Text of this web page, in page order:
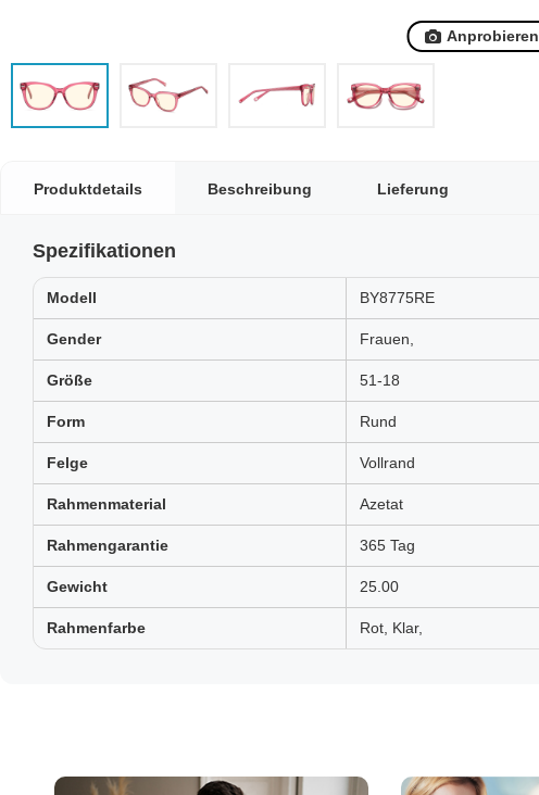
Anprobieren
Produktdetails Beschreibung Lieferung
Spezifikationen
Modell BY8775RE
Gender Frauen,
Größe 51-18
Form Rund
Felge Vollrand
Rahmenmaterial Azetat
Rahmengarantie 365 Tag
Gewicht 25.00
Rahmenfarbe Rot, Klar,